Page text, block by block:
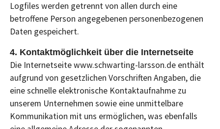
Logfiles werden getrennt von allen durch eine
betroffene Person angegebenen personenbezogenen
Daten gespeichert.
4. Kontaktmöglichkeit über die Internetseite
Die Internetseite www.schwarting-larsson.de enthält
aufgrund von gesetzlichen Vorschriften Angaben, die
eine schnelle elektronische Kontaktaufnahme zu
unserem Unternehmen sowie eine unmittelbare
Kommunikation mit uns ermöglichen, was ebenfalls